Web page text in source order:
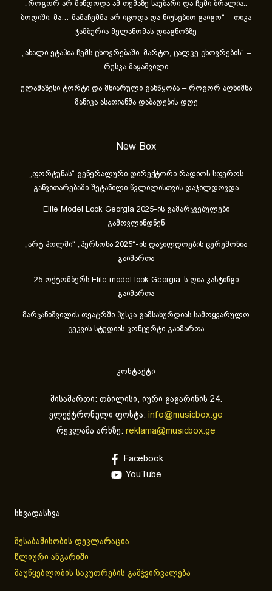
„როგორ არ მინდოდა ამ თემაზე საუბარი და ჩემი ბრალია..
ბოდიში, მა… მამაჩემმა არ იცოდა და ნიუსებით გაიგო“ – თიკა
ჯამბურია მელანომას დიაგნოზზე
„ახა­ლი ეტა­პია ჩემს ცხოვ­რე­ბა­ში, მარ­ტო, ცალ­კე ცხოვ­რე­ბის“ –
რუსკა მაყაშვილი
ულამაზესი ტორტი და მხიარული განწყობა – როგორ აღნიშნა
მანიკა ასათიანმა დაბადების დღე
New Box
„ფორტუნას“ გენერალური დირექტორი რადიოს სფეროს
განვითარებაში შეტანილი წვლილისთვის დაჯილდოვდა
Elite Model Look Georgia 2025-ის გამარჯვებულები
გამოვლინდნენ
„არტ ჰოლში“ „პერსონა 2025“-ის დაჯილდოების ცერემონია
გაიმართა
25 ოქტომბერს Elite model look Georgia-ს ღია კასტინგი
გაიმართა
მარჯანიშვილის თეატრში პუსკა გამსახურდიას სამოყვარულო
ცეკვის სტუდიის კონცერტი გაიმართა
კონტაქტი
მისამართი: თბილისი, იური გაგარინის 24.
ელექტრონული ფოსტა: info@musicbox.ge
რეკლამა არხზე: reklama@musicbox.ge
Facebook
YouTube
სხვადასხვა
შესაბამისობის დეკლარაცია
წლიური ანგარიში
მაუწყებლობის საკუთრების გამჭვირვალება